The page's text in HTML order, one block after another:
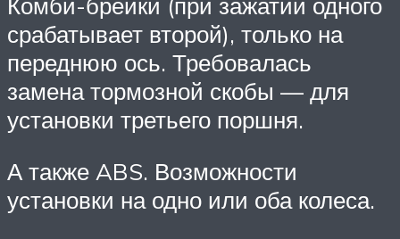
срабатывает второй), только на
переднюю ось. Требовалась
замена тормозной скобы — для
установки третьего поршня.
А также ABS. Возможности
установки на одно или оба колеса.